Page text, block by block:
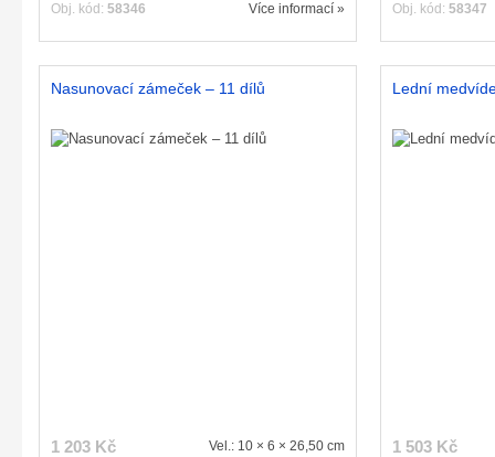
Obj. kód: 58346
Více informací »
Obj. kód: 58347
Nasunovací zámeček – 11 dílů
1 203 Kč
Vel.: 10 × 6 × 26,50 cm
Lední
1 503 Kč